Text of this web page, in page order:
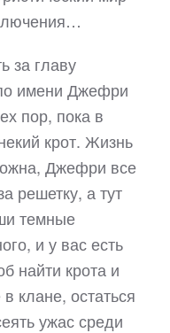
за главу
имени Джефри
пор, пока в
крот. Жизнь
Джефри все
решетку, а тут
темные
и у вас есть
найти крота и
клане, остаться
ужас среди